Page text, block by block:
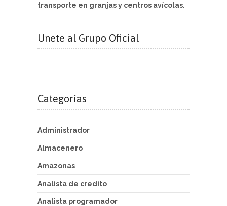
transporte en granjas y centros avícolas.
Unete al Grupo Oficial
Categorías
Administrador
Almacenero
Amazonas
Analista de credito
Analista programador